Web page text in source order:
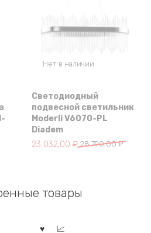
Нет в наличии
Светодиодный
подвесной светильник
Moderli V6070-PL
Diadem
28 790,00₽
Первоначальная
790,00 ₽.
23 032,00 ₽
Текущая
товары